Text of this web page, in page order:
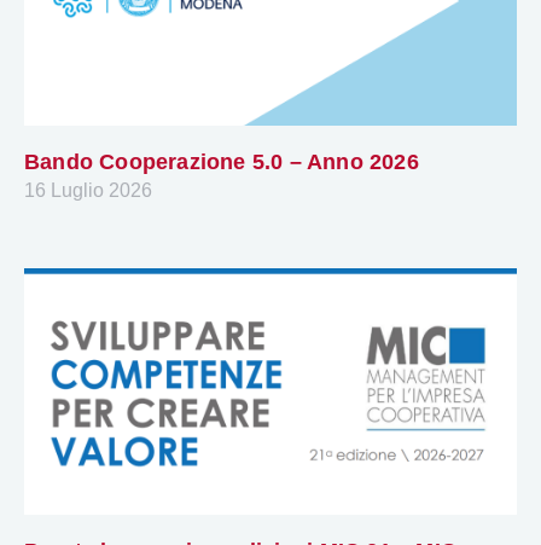
Bando Cooperazione 5.0 – Anno 2026
16 Luglio 2026